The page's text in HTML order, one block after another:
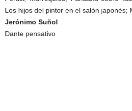
Los hijos del pintor en el salón japonés;
Jerónimo Suñol
Dante pensativo